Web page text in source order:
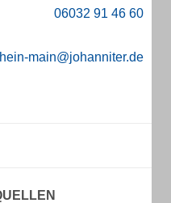
main@johanniter.de